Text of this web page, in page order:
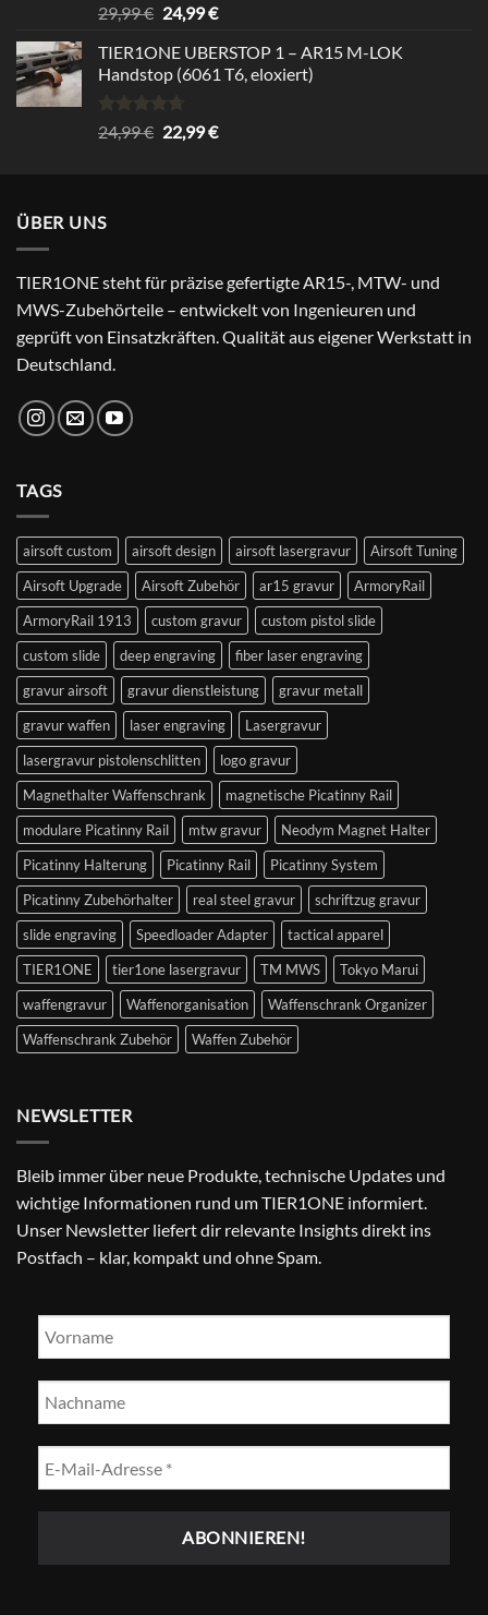
Bewertet
mit
von 5
29,99€ Ursprünglicher
war:
29,99 €
24,99€Aktueller
ist:
24,99 €.
TIER1ONE UBERSTOP 1 – AR15 M-LOK
Handstop (6061 T6, eloxiert)
Bewertet
mit
24,99€ Ursprünglicher
22,99€Aktueller
ÜBER UNS
TIER1ONE steht für präzise gefertigte AR15-, MTW- und
MWS-Zubehörteile – entwickelt von Ingenieuren und
geprüft von Einsatzkräften. Qualität aus eigener Werkstatt in
Deutschland.
TAGS
airsoft custom airsoft design airsoft lasergravur
Airsoft Tuning
Airsoft Upgrade
Airsoft Zubehör ar15 gravur
ArmoryRail
ArmoryRail 1913
custom gravur
custom pistol slide
custom slide
deep engraving
fiber laser engraving
gravur airsoft
gravur dienstleistung
gravur metall
gravur waffen
laser engraving
Lasergravur
lasergravur pistolenschlitten
logo gravur
Magnethalter Waffenschrank
magnetische Picatinny Rail
modulare Picatinny Rail
mtw gravur
Neodym Magnet Halter
Picatinny Halterung
Picatinny Rail
Picatinny System
Picatinny Zubehörhalter
real steel gravur
schriftzug gravur
slide engraving
Speedloader Adapter
tactical apparel
TIER1ONE
tier1one lasergravur TM MWS
Tokyo Marui
waffengravur
Waffenorganisation
Waffenschrank Organizer
Waffenschrank Zubehör
Waffen Zubehör
NEWSLETTER
Bleib immer über neue Produkte, technische Updates und
wichtige Informationen rund um TIER1ONE informiert.
Unser Newsletter liefert dir relevante Insights direkt ins
Postfach – klar, kompakt und ohne Spam.